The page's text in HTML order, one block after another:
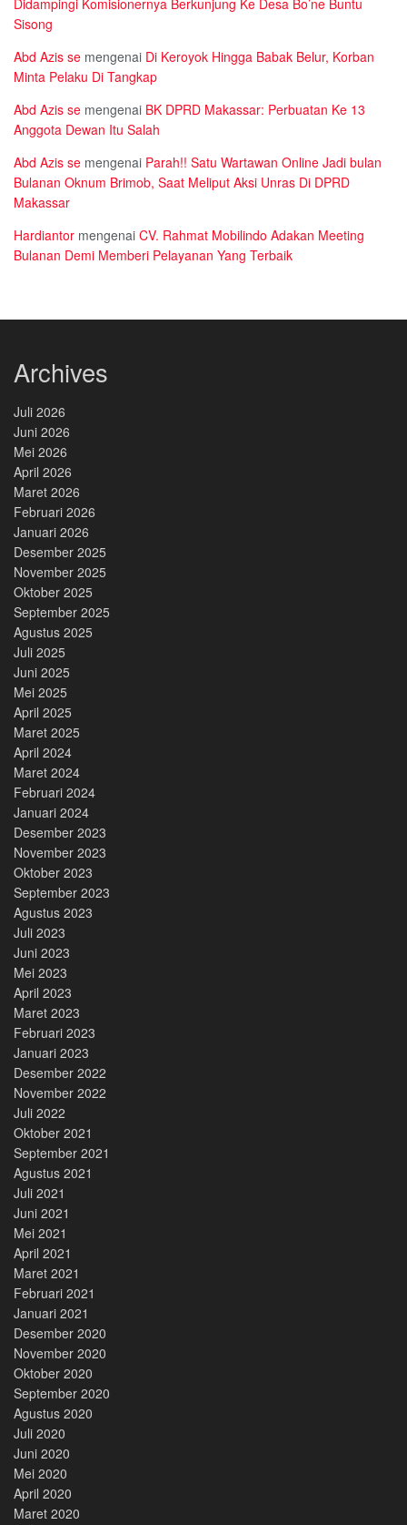
Sisong
Abd Azis se mengenai Di Keroyok Hingga Babak Belur, Korban
Minta Pelaku Di Tangkap
Abd Azis se mengenai BK DPRD Makassar: Perbuatan Ke 13
Anggota Dewan Itu Salah
Abd Azis se mengenai Parah!! Satu Wartawan Online Jadi bulan
Bulanan Oknum Brimob, Saat Meliput Aksi Unras Di DPRD
Makassar
Hardiantor mengenai CV. Rahmat Mobilindo Adakan Meeting
Bulanan Demi Memberi Pelayanan Yang Terbaik
Archives
Juli 2026
Juni 2026
Mei 2026
April 2026
Maret 2026
Februari 2026
Januari 2026
Desember 2025
November 2025
Oktober 2025
September 2025
Agustus 2025
Juli 2025
Juni 2025
Mei 2025
April 2025
Maret 2025
April 2024
Maret 2024
Februari 2024
Januari 2024
Desember 2023
November 2023
Oktober 2023
September 2023
Agustus 2023
Juli 2023
Juni 2023
Mei 2023
April 2023
Maret 2023
Februari 2023
Januari 2023
Desember 2022
November 2022
Juli 2022
Oktober 2021
September 2021
Agustus 2021
Juli 2021
Juni 2021
Mei 2021
April 2021
Maret 2021
Februari 2021
Januari 2021
Desember 2020
November 2020
Oktober 2020
September 2020
Agustus 2020
Juli 2020
Juni 2020
Mei 2020
April 2020
Maret 2020